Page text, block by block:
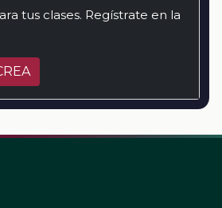
tus clases. Regístrate en la